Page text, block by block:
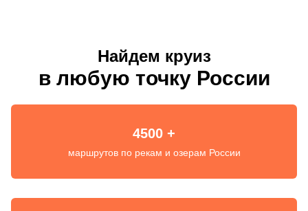
Найдем круиз
в любую точку России
4500 +
маршрутов по рекам и озерам России